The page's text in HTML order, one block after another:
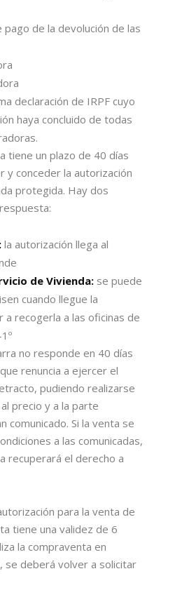
pago de la devolución de las
declaración de IRPF cuyo
haya concluido de todas
tiene un plazo de 40 días
y conceder la autorización
protegida. Hay dos
la autorización llega al
de Vivienda: se puede
cuando llegue la
a recogerla a las oficinas de
no responde en 40 días
renuncia a ejercer el
pudiendo realizarse
precio y a la parte
comunicado. Si la venta se
a las comunicadas,
recuperará el derecho a
para la venta de
tiene una validez de 6
la compraventa en
se deberá volver a solicitar